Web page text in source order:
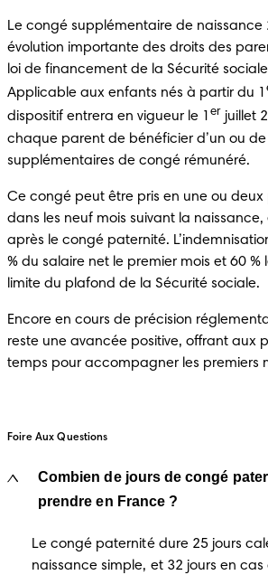
Le congé supplémentaire de naissance
évolution importante des droits des
loi de financement de la Sécurité
Applicable aux enfants nés à partir du 1
dispositif entrera en vigueur le 1 er juillet
chaque parent de bénéficier d’un ou
supplémentaires de congé rémunéré.
Ce congé peut être pris en une ou deux
dans les neuf mois suivant la
après le congé paternité.
% du salaire net le premier mois et 60 %
limite du plafond de la Sécurité sociale.
Encore en cours de précision
reste une avancée positive, offrant aux
temps pour accompagner les premiers
Foire Aux Questions
Combien de jours de congé
prendre en France ?
Le congé paternité dure 25 jours
naissance simple, et 32 jours en